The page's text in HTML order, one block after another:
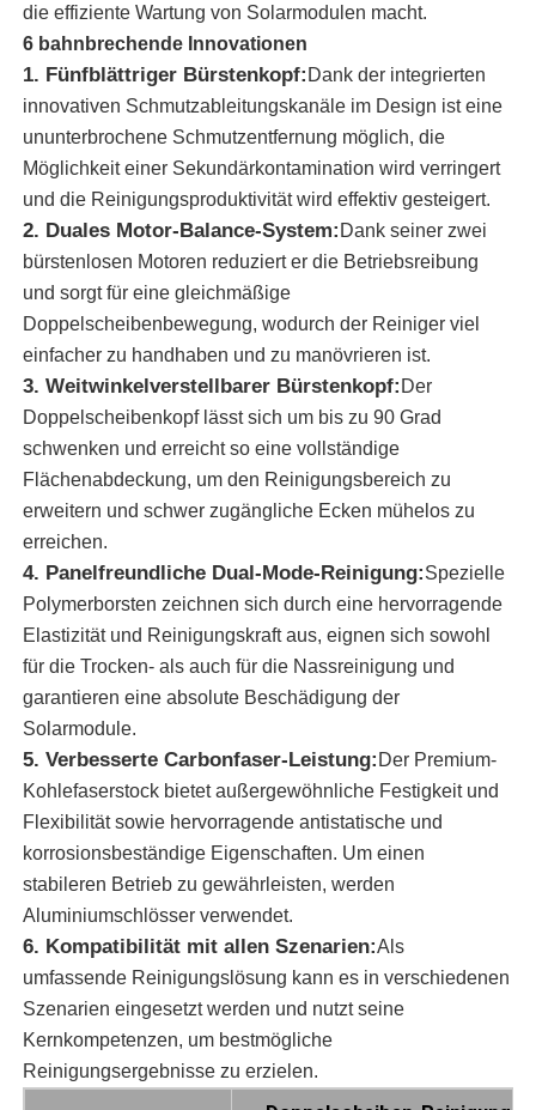
Videos
Über uns
Fabrik Tour
Qualitätskontrolle
Kontakt
Nachrichten
Alle Fälle
Referenzen
Sonnenkollektorreinigungsbürste
Sonnenkollektor-Rotationsbürste
Sonnenkollektor-Waschmaschine
Solarpanel-Walzbürste
Reinigungswerkzeuge für Solarzellen
Sonnenkollektorwaschgeräte
Wasserspeisung
die effiziente Wartung von Solarmodulen macht.
6 bahnbrechende Innovationen
1. Fünfblättriger Bürstenkopf: Dank der integrierten
innovativen Schmutzableitungskanäle im Design ist eine
ununterbrochene Schmutzentfernung möglich, die
Möglichkeit einer Sekundärkontamination wird verringert
und die Reinigungsproduktivität wird effektiv gesteigert.
2. Duales Motor-Balance-System: Dank seiner zwei
bürstenlosen Motoren reduziert er die Betriebsreibung
und sorgt für eine gleichmäßige
Doppelscheibenbewegung, wodurch der Reiniger viel
einfacher zu handhaben und zu manövrieren ist.
3. Weitwinkelverstellbarer Bürstenkopf: Der
Doppelscheibenkopf lässt sich um bis zu 90 Grad
schwenken und erreicht so eine vollständige
Flächenabdeckung, um den Reinigungsbereich zu
erweitern und schwer zugängliche Ecken mühelos zu
erreichen.
4. Panelfreundliche Dual-Mode-Reinigung:Spezielle
Polymerborsten zeichnen sich durch eine hervorragende
Elastizität und Reinigungskraft aus, eignen sich sowohl
für die Trocken- als auch für die Nassreinigung und
garantieren eine absolute Beschädigung der
Solarmodule.
5. Verbesserte Carbonfaser-Leistung: Der Premium-
Kohlefaserstock bietet außergewöhnliche Festigkeit und
Flexibilität sowie hervorragende antistatische und
korrosionsbeständige Eigenschaften. Um einen
stabileren Betrieb zu gewährleisten, werden
Aluminiumschlösser verwendet.
6. Kompatibilität mit allen Szenarien:Als
umfassende Reinigungslösung kann es in verschiedenen
Szenarien eingesetzt werden und nutzt seine
Kernkompetenzen, um bestmögliche
Reinigungsergebnisse zu erzielen.